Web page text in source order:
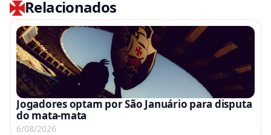
Relacionados
Jogadores optam por São Januário para disputa
do mata-mata
6/08/2026